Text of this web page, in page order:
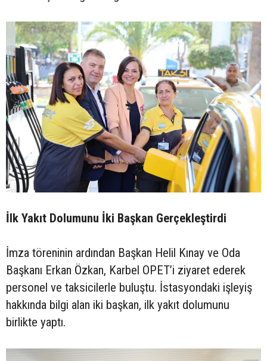
İlk Yakıt Dolumunu İki Başkan Gerçekleştirdi
İmza töreninin ardından Başkan Helil Kınay ve Oda
Başkanı Erkan Özkan, Karbel OPET’i ziyaret ederek
personel ve taksicilerle buluştu. İstasyondaki işleyiş
hakkında bilgi alan iki başkan, ilk yakıt dolumunu
birlikte yaptı.